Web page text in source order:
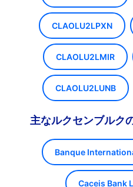
CLAOLU2LPXN
CLAOLU2LMIR
CLAOLU2LUNB
主なルクセンブルク
Banque
Caceis Bank